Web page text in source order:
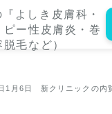
1月6日 新クリニックの内